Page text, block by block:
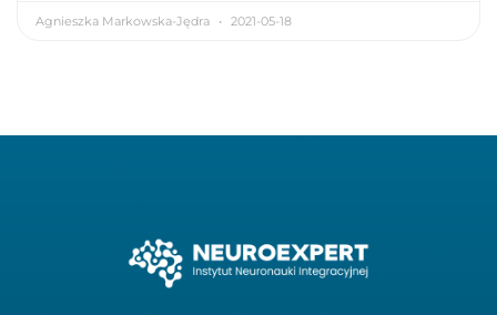
Agnieszka Markowska-Jędra 2021-05-18